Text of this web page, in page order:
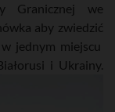
Granicznej we
aby zwiedzić
w jednym miejscu
i Ukrainy.